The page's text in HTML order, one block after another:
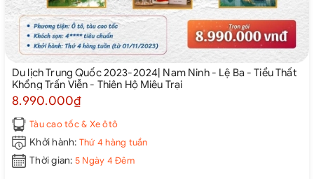
Du lịch Trung Quốc 2023-2024| Nam Ninh - Lệ Ba - Tiểu Thất
Khổng Trấn Viễn - Thiên Hộ Miêu Trại
8.990.000₫
Tàu cao tốc & Xe ôtô
Khởi hành: Thứ 4 hàng tuần
Thời gian: 5 Ngày 4 Đêm